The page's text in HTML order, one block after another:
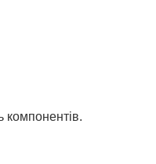
компонентів.